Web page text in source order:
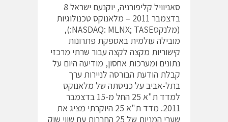
סאניוויל קליפורניה, יוקנעם ישראל 8
בדצמבר 2011 – מלאנוקס טכנולוגיות
(מלנקסNASDAQ: MLNX; TASE:),
מובילה עולמית באספקת פתרונות
קישוריות מקצה לקצה עבור שרתי מרכזי
נתונים ומערכות אחסון, מודיעה היום על
קבלת הודעת הבורסה לניירות ערך
בתל-אביב על כניסתה של מלאנוקס
למדד ת"א 25 החל מ-15 בדצמבר
2011. מדד ת"א 25 היוקרתי מציג את
שערי המניות של 25 החברות עם שווי שוק